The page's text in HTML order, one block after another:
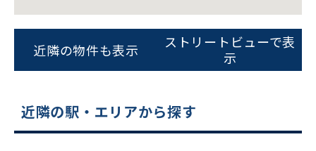
ビルコード：172272
をお伝えいただくと
スムーズにご案内できます
平日 9:00〜18:00
近隣の物件も表示
ストリートビューで表
示
近隣の駅・エリアから探す